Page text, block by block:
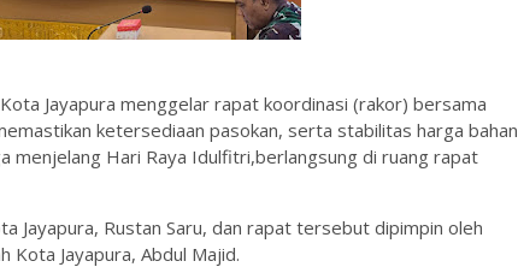
Jayapura menggelar rapat koordinasi (rakor) bersama
ketersediaan pasokan, serta stabilitas harga bahan
menjelang Hari Raya Idulfitri,berlangsung di ruang rapat
Jayapura, Rustan Saru, dan rapat tersebut dipimpin oleh
Kota Jayapura, Abdul Majid.